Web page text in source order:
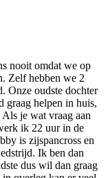
nooit omdat we op
Zelf hebben we 2
Onze oudste dochter
graag helpen in huis,
je wat vraag aan
ik 22 uur in de
is zijspancross en
Ik ben dan
dus wil dan graag